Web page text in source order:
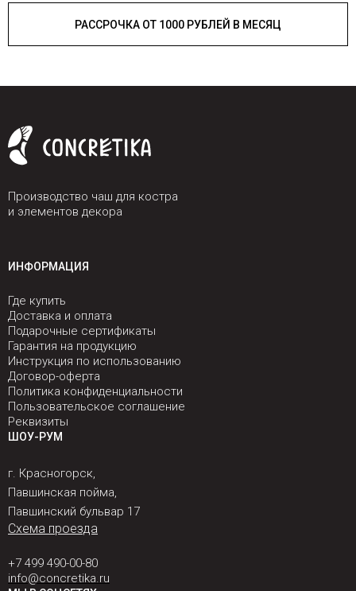
РАССРОЧКА ОТ 1000 РУБЛЕЙ В МЕСЯЦ
Производство чаш для костра
и элементов декора
ИНФОРМАЦИЯ
Где купить
Доставка и оплата
Подарочные сертификаты
Гарантия на продукцию
Инструкция по использованию
Договор-оферта
Политика конфиденциальности
Пользовательское соглашение
Реквизиты
ШОУ-РУМ
г. Красногорск,
Павшинская пойма,
Павшинский бульвар 17
Схема проезда
+7 499 490-00-80
info@concretika.ru